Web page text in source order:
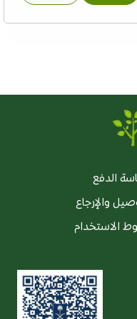
الدفع
والإرجاع
الاستخدام